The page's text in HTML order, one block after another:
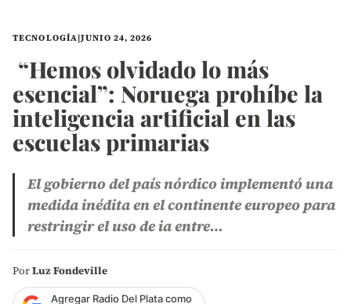
TECNOLOGÍA|JUNIO 24, 2026
“Hemos olvidado lo más
esencial”: Noruega prohíbe la
inteligencia artificial en las
escuelas primarias
El gobierno del país nórdico implementó una
medida inédita en el continente europeo para
restringir el uso de ia entre…
PorLuz Fondeville
Agregar Radio Del Plata como